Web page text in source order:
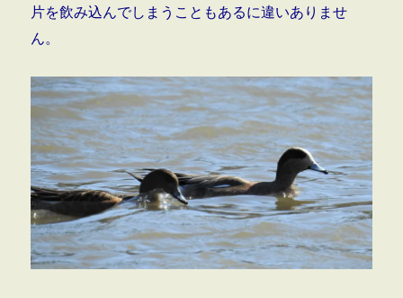
片を飲み込んでしまうこともあるに違いありませ
ん。